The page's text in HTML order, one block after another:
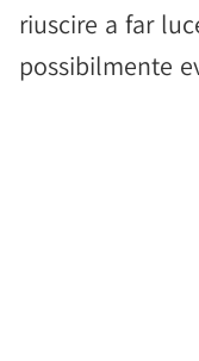
riuscire a far
possibilmente